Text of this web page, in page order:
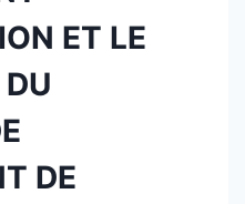
ET LE
DE